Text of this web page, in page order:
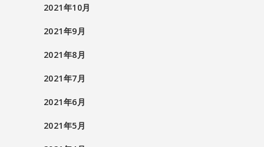
2021年10月
2021年9月
2021年8月
2021年7月
2021年6月
2021年5月